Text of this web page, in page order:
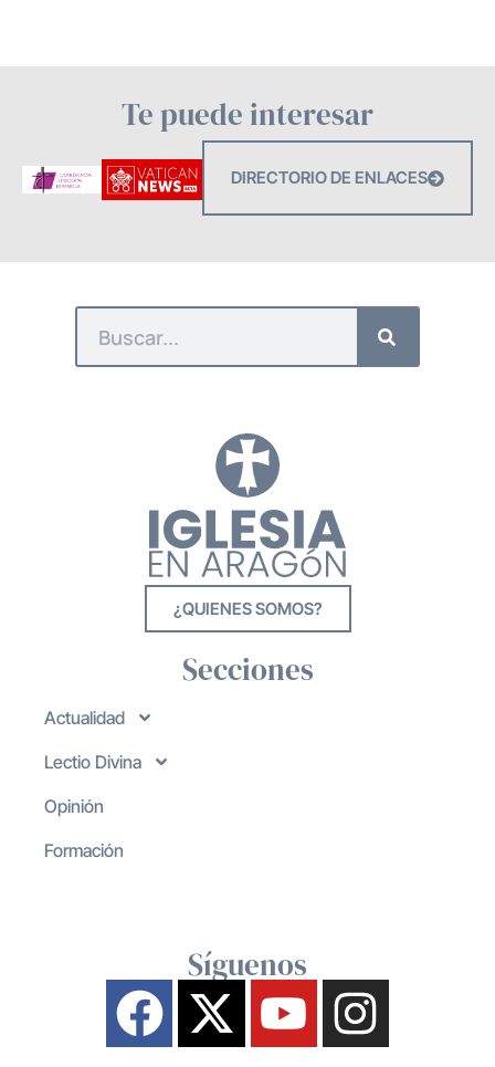
Te puede interesar
DIRECTORIO DE ENLACES
¿QUIENES SOMOS?
Secciones
Actualidad
Lectio Divina
Opinión
Formación
Síguenos